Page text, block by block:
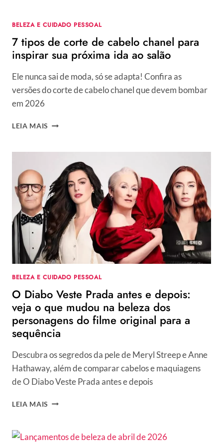
BELEZA E CUIDADO PESSOAL
7 tipos de corte de cabelo chanel para
inspirar sua próxima ida ao salão
Ele nunca sai de moda, só se adapta! Confira as
versões do corte de cabelo chanel que devem bombar
em 2026
LEIA MAIS
CORTE
CABELO
CHANEL
PARA
INSPIRAR
SUA
PRÓXIMA
IDA
AO
SALÃO
BELEZA E CUIDADO PESSOAL
O Diabo Veste Prada antes e depois:
veja o que mudou na beleza dos
personagens do filme original para a
sequência
Descubra os segredos da pele de Meryl Streep e Anne
Hathaway, além de comparar cabelos e maquiagens
de O Diabo Veste Prada antes e depois
LEIA MAIS
PRADA